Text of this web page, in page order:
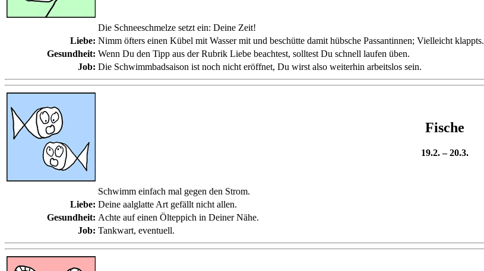
Die Schneeschmelze setzt ein: Deine Zeit!
Liebe: Nimm öfters einen Kübel mit Wasser mit und beschütte damit hübsche Passantinnen; Vielleicht klappts.
Gesundheit: Wenn Du den Tipp aus der Rubrik Liebe beachtest, solltest Du schnell laufen üben.
Job: Die Schwimmbadsaison ist noch nicht eröffnet, Du wirst also weiterhin arbeitslos sein.
Fische
19.2. – 20.3.
Schwimm einfach mal gegen den Strom.
Liebe: Deine aalglatte Art gefällt nicht allen.
Gesundheit: Achte auf einen Ölteppich in Deiner Nähe.
Job: Tankwart, eventuell.